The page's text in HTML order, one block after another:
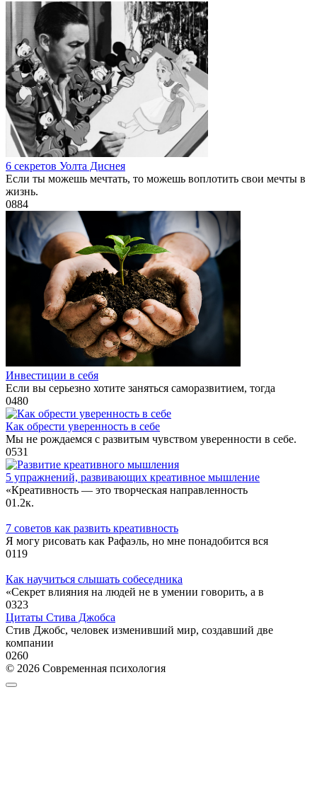
6 секретов Уолта Диснея
Если ты можешь мечтать, то можешь воплотить свои мечты в
жизнь.
0884
Инвестиции в себя
Если вы серьезно хотите заняться саморазвитием, тогда
0480
Как обрести уверенность в себе
Мы не рождаемся с развитым чувством уверенности в себе.
0531
5 упражнений, развивающих креативное мышление
«Креативность — это творческая направленность
01.2к.
7 советов как развить креативность
Я могу рисовать как Рафаэль, но мне понадобится вся
0119
Как научиться слышать собеседника
«Секрет влияния на людей не в умении говорить, а в
0323
Цитаты Стива Джобса
Стив Джобс, человек изменивший мир, создавший две
компании
0260
© 2026 Современная психология